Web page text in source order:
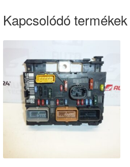
Kapcsolódó termékek